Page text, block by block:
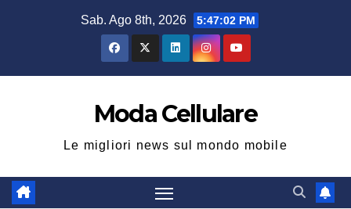
Sab. Ago 8th, 2026 5:47:03 PM
Moda Cellulare
Le migliori news sul mondo mobile